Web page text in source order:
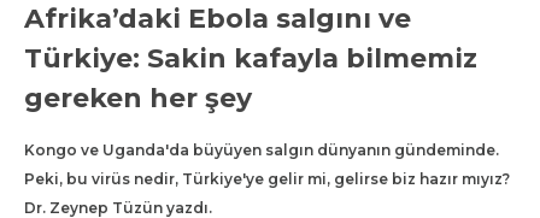
Afrika’daki Ebola salgını ve
Türkiye: Sakin kafayla bilmemiz
gereken her şey
Kongo ve Uganda'da büyüyen salgın dünyanın gündeminde.
Peki, bu virüs nedir, Türkiye'ye gelir mi, gelirse biz hazır mıyız?
Dr. Zeynep Tüzün yazdı.